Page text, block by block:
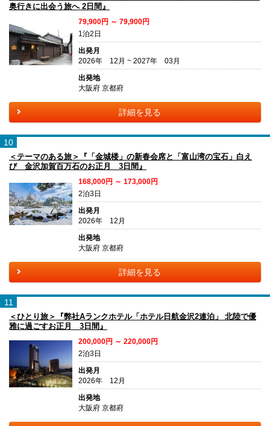
奥行きに出会う旅へ 2日間』
79,900円 ～ 79,900円
1泊2日
出発月
2026年 12月 ~ 2027年 03月
出発地
大阪府 京都府
詳細を見る
10
＜テーマのある旅＞『「金城楼」の新春会席と「富山湾の宝石」白え
び 金沢加賀百万石のお正月 3日間』
168,000円 ～ 173,000円
2泊3日
出発月
2026年 12月
出発地
大阪府 京都府
詳細を見る
11
＜ひとり旅＞『弊社Aランクホテル「ホテル日航金沢2連泊」 北陸で優
雅に過ごすお正月 3日間』
200,000円 ～ 220,000円
2泊3日
出発月
2026年 12月
出発地
大阪府 京都府